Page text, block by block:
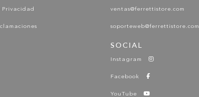
Privacidad ventas@ferrettistore.com
soporteweb@ferrettistore.com
SOCIAL
Instagram
Facebook
YouTube